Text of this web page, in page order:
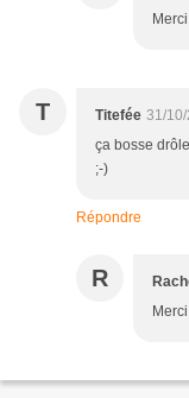
T Titefée 31/
ça bosse
;-)
Répondre
R